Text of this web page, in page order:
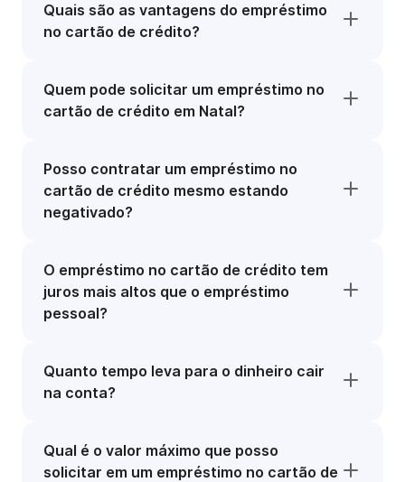
Quais são as vantagens do empréstimo
no cartão de crédito?
Quem pode solicitar um empréstimo no
cartão de crédito em Natal?
Posso contratar um empréstimo no
cartão de crédito mesmo estando
negativado?
O empréstimo no cartão de crédito tem
juros mais altos que o empréstimo
pessoal?
Quanto tempo leva para o dinheiro cair
na conta?
Qual é o valor máximo que posso
solicitar em um empréstimo no cartão de